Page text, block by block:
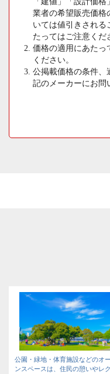
業者の希望販売価
いては値引きされる
たってはご注意くだ
価格の適用にあたっ
ください。
公掲載価格の条件、
記のメーカーにお問
公園・緑地・体育施設などのオ
ンスペースは、住民の憩いやレ